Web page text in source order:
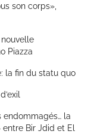
son corps»,
Piazza
la fin du statu quo
endommagés… la
Bir Jdid et El